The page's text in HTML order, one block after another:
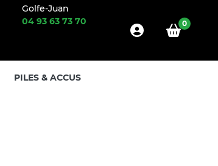
Golfe-Juan
04 93 63 73 70
0
PILES & ACCUS